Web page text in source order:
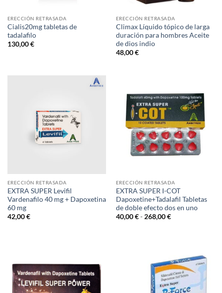
ERECCIÓN RETRASADA
Cialis20mg tabletas de
tadalafilo
130,00€
ERECCIÓN RETRASADA
Climax Líquido tópico de larga
duración para hombres Aceite
de dios indio
48,00€
ERECCIÓN RETRASADA
EXTRA SUPER Levifil
Vardenafilo 40 mg + Dapoxetina
60 mg
42,00€
ERECCIÓN RETRASADA
EXTRA SUPER I-COT
Dapoxetine+Tadalafil Tabletas
de doble efecto dos en uno
40,00€ - 268,00€Rango
268,00 €